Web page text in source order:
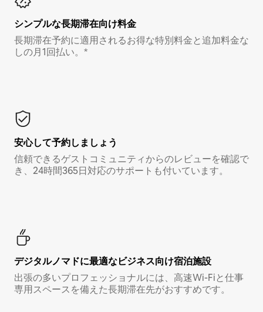
シンプルな長期滞在向け料金
長期滞在予約に適用されるお得な特別料金と追加料金な
しの月1回払い。*
安心して予約しましょう
信頼できるゲストコミュニティからのレビューを確認で
き、24時間365日対応のサポートも付いています。
デジタルノマド⁠に最⁠適⁠なビ⁠ジ⁠ネ⁠ス⁠向⁠け宿⁠泊⁠施⁠設
出張の多いプロフェッショナルには、高速Wi-Fiと仕事
専用スペースを備えた長期滞在先がおすすめです。